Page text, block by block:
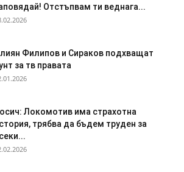
Отстъпвам ти веднага...
Филипов и Сираков подхващат
за тв правата
Локомотив има страхотна
трябва да бъдем труден за